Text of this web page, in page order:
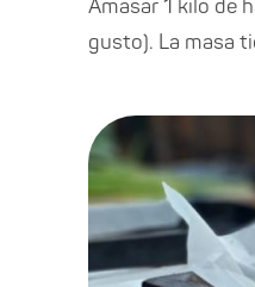
Amasar 1 kilo de
gusto). La masa